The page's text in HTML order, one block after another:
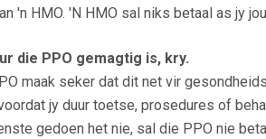
'n HMO. 'N HMO sal niks betaal as jy
die PPO gemagtig is, kry.
maak seker dat dit net vir
jy duur toetse, prosedures of
gedoen het nie, sal die PPO nie